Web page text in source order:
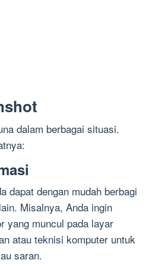
dalam berbagai situasi.
dapat dengan mudah berbagi
Misalnya, Anda ingin
yang muncul pada layar
atau teknisi komputer untuk
saran.